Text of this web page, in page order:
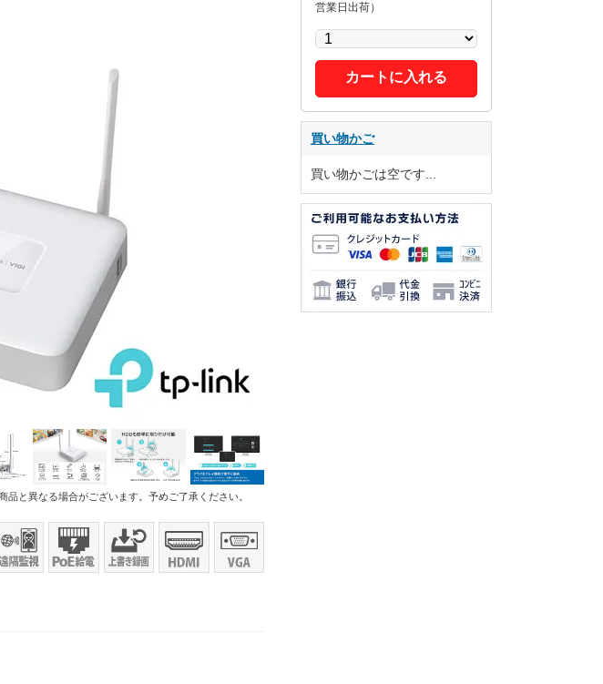
と異なる場合がございます。予めご了承ください。
営業日出荷）
カートに入れる
買い物かご
買い物かごは空です...